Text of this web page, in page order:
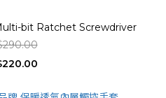
bit Ratchet Screwdriver